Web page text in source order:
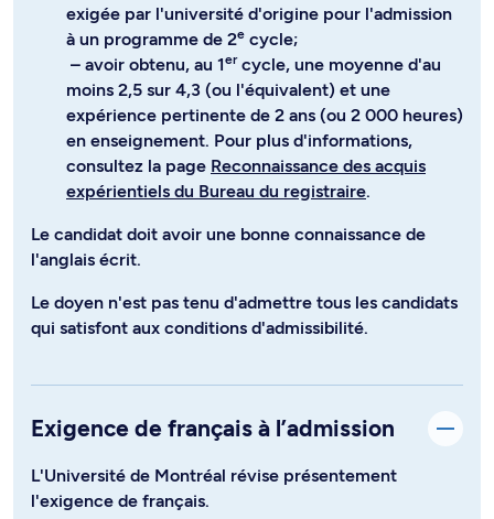
exigée par l'université d'origine pour l'admission
à un programme de 2e cycle;
– avoir obtenu, au 1ercycle, une moyenne d'au
moins 2,5 sur 4,3 (ou l'équivalent) et une
expérience pertinente de 2 ans (ou 2 000 heures)
en enseignement. Pour plus d'informations,
consultez la page Reconnaissance des acquis
expérientiels du Bureau du registraire.
Le candidat doit avoir une bonne connaissance de
l'anglais écrit.
Le doyen n'est pas tenu d'admettre tous les candidats
qui satisfont aux conditions d'admissibilité.
Exigence de français à l’admission
L'Université de Montréal révise présentement
l'exigence de français.